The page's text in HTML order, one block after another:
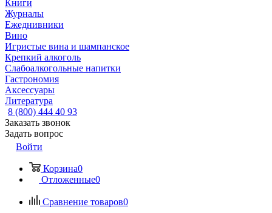
Книги
Журналы
Ежеднивники
Вино
Игристые вина и шампанское
Крепкий алкоголь
Слабоалкогольные напитки
Гастрономия
Аксессуары
Литература
8 (800) 444 40 93
Заказать звонок
Задать вопрос
Войти
Корзина0
Отложенные0
Сравнение товаров0